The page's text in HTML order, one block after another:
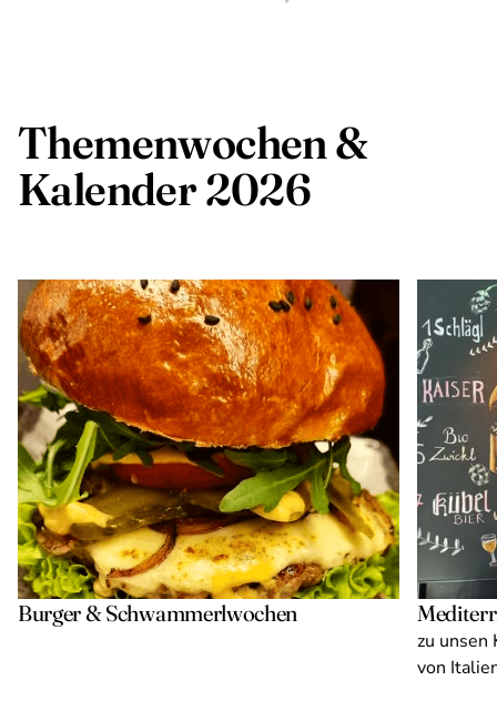
Themenwochen &
Kalender 2026
12.08. - 14.10.
Burger & Schwammerlwochen
zu unsen
von